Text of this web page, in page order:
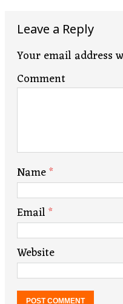
Leave a Reply
Your email address
Comment
Name*
Email*
Website